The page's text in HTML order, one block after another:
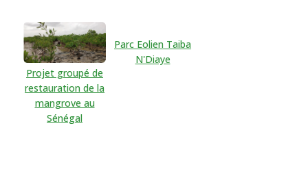
Projet groupé de
restauration de la
mangrove au
Sénégal
Parc Eolien Taiba
N'Diaye